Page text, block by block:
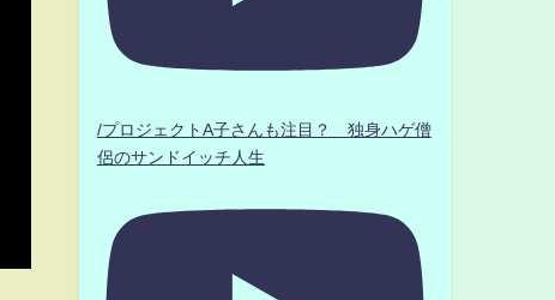
/プロジェクトA子さんも注目？ 独身ハゲ僧
侶のサンドイッチ人生